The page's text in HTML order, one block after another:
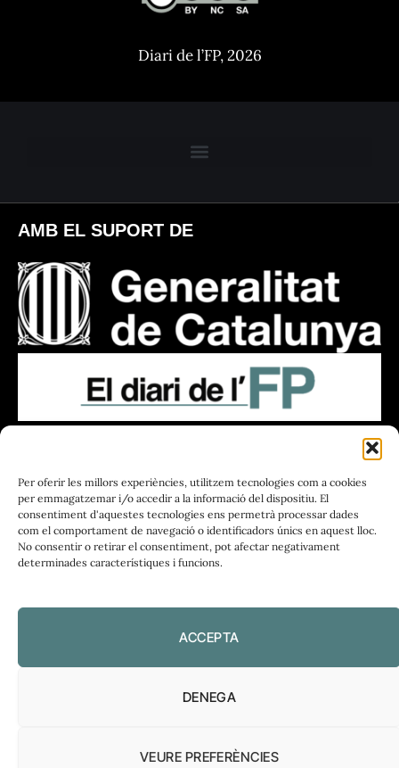
Per oferir les millors experiències, utilitzem tecnologies com a cookies
per emmagatzemar i/o accedir a la informació del dispositiu. El
consentiment d'aquestes tecnologies ens permetrà processar dades
com el comportament de navegació o identificadors únics en aquest lloc.
No consentir o retirar el consentiment, pot afectar negativament
determinades característiques i funcions.
ACCEPTA
DENEGA
VEURE PREFERÈNCIES
Diari de l’FP, 2026
AMB EL SUPORT DE
PERIODISME
PLIRAL
Política de privadesa|Política de cookies